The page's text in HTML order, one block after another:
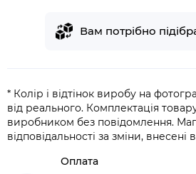
Вам потрібно
* Колір і відтінок виробу на
від реального. Комплектація
виробником без повідомлення.
відповідальності за зміни,
Оплата